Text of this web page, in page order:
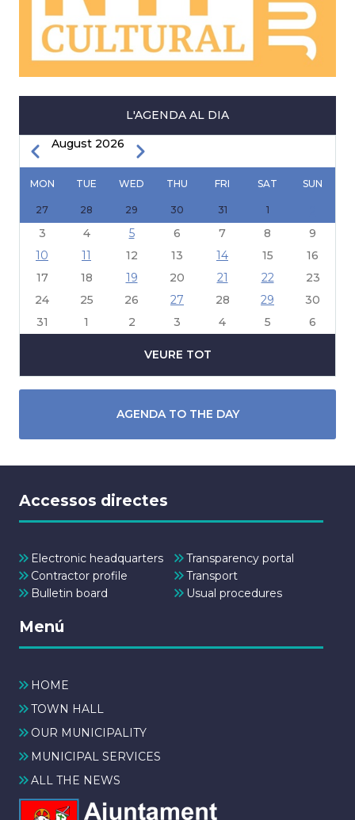
L'AGENDA AL DIA
PAGINATION
Previous
August 2026 Next
MON TUE WED THU FRI SAT SUN
27 28 29 30 31 1
3
4 5 6 7 8
9
10
11 12 13 14 15
16
17
18 19 20 21 22
23
24
25 26 27 28 29
30
31
1 2 3 4 5 6
VEURE TOT
AGENDA TO THE DAY
Accessos directes
Electronic headquarters
Transparency portal
Contractor profile
Transport
Bulletin board
Usual procedures
Menú
HOME
TOWN HALL
OUR MUNICIPALITY
MUNICIPAL SERVICES
ALL THE NEWS